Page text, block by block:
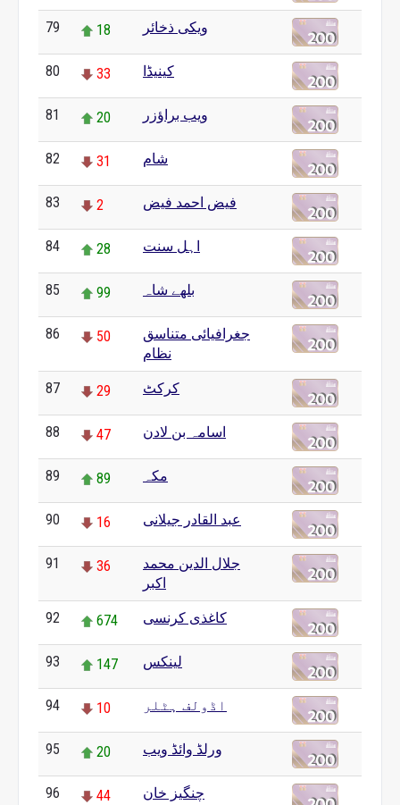
79 18 ویکی ذخائر
80 33 کینیڈا
81 20 ویب براؤزر
82 31 شام
83 2 فیض احمد فیض
84 28 اہل سنت
85 99 بلھے شاہ
86 50
جغرافیائی متناسق
نظام
87 29 کرکٹ
88 47 اسامہ بن لادن
89 89 مکہ
90 16 عبد القادر جیلانی
91 36
جلال الدین محمد
اکبر
92 674 کاغذی کرنسی
93 147 لینکس
94 10 اڈولف ہٹلر
95 20 ورلڈ وائڈ ویب
96 44 چنگیز خان